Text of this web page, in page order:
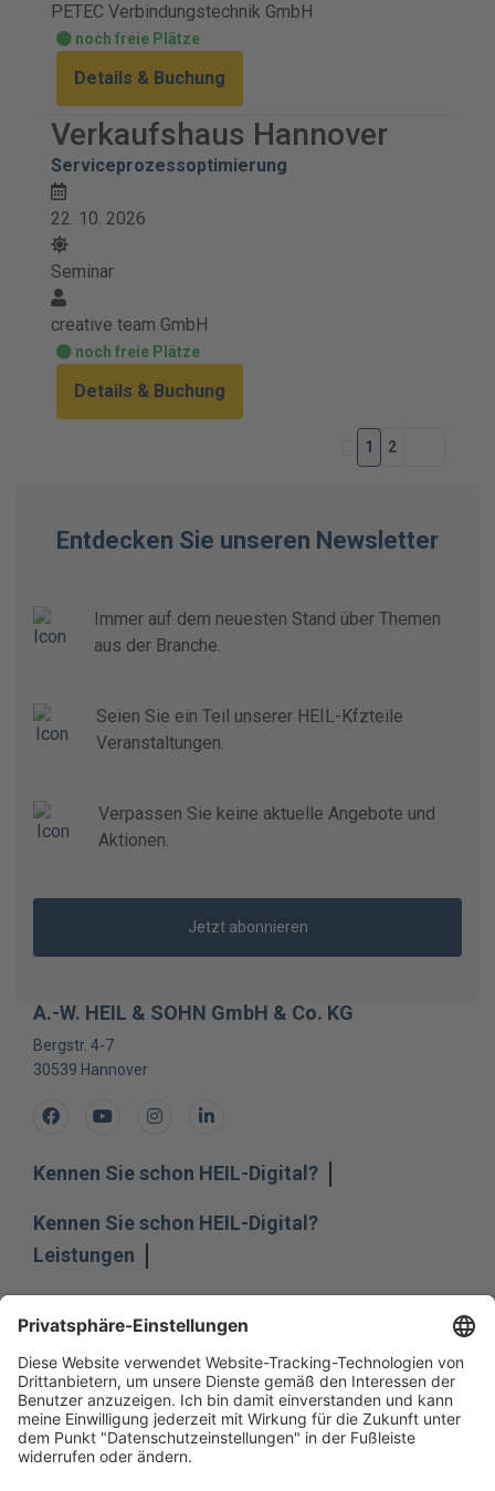
PETEC Verbindungstechnik GmbH
noch freie Plätze
Details & Buchung
Verkaufshaus Hannover
Serviceprozessoptimierung
22. 10. 2026
Seminar
creative team GmbH
noch freie Plätze
Details & Buchung
1 2
Entdecken Sie unseren Newsletter
Immer auf dem neuesten Stand über Themen
aus der Branche.
Seien Sie ein Teil unserer HEIL-Kfzteile
Veranstaltungen.
Verpassen Sie keine aktuelle Angebote und
Aktionen.
Jetzt abonnieren
A.-W. HEIL & SOHN GmbH & Co. KG
Bergstr. 4-7
30539 Hannover
FacebookYoutubeInstagramLinkedIn
Kennen Sie schon HEIL-Digital?
Kennen Sie schon HEIL-Digital?
Leistungen
Unternehmen
Unternehmen